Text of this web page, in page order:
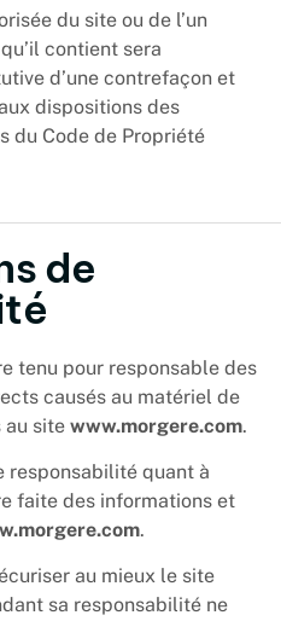
du site ou de l’un
contient sera
d’une contrefaçon et
dispositions des
du Code de Propriété
de
tenu pour responsable des
causés au matériel de
au site www.morgere.com.
responsabilité quant à
faite des informations et
.
au mieux le site
sa responsabilité ne